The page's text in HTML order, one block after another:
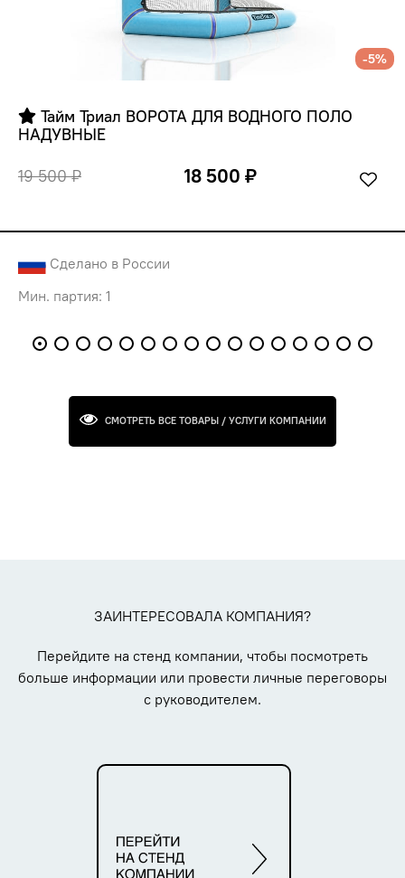
-5%
Тайм Триал ВОРОТА ДЛЯ ВОДНОГО ПОЛО
НАДУВНЫЕ
19 500 ₽
18 500 ₽
Сделано в России
Мин. партия: 1
СМОТРЕТЬ ВСЕ ТОВАРЫ / УСЛУГИ КОМПАНИИ
ЗАИНТЕРЕСОВАЛА КОМПАНИЯ?
Перейдите на стенд компании, чтобы посмотреть
больше информации или провести личные переговоры
с руководителем.